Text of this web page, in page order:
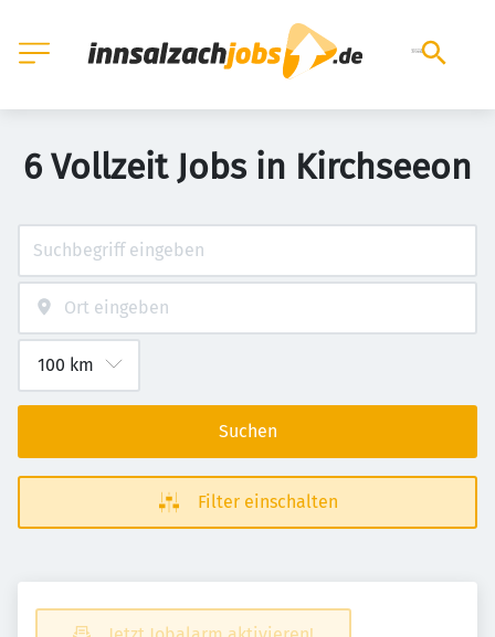
6 Vollzeit Jobs in Kirchseeon
Suchen
Filter einschalten